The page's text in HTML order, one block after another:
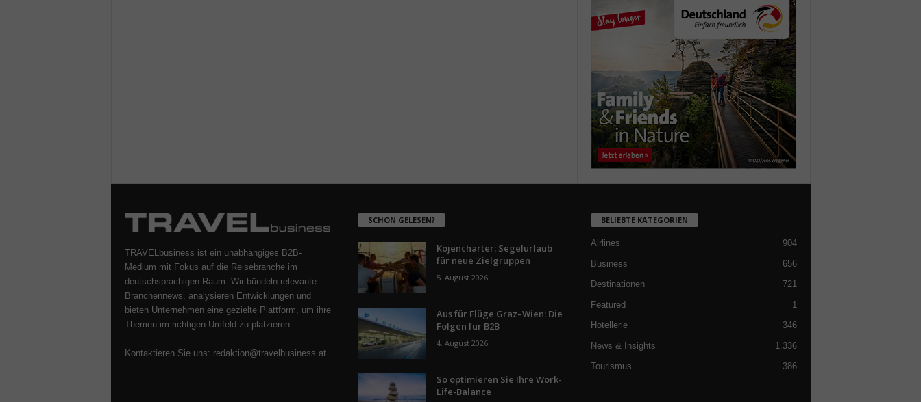
TRAVELbusiness ist ein unabhängiges B2B-
Medium mit Fokus auf die Reisebranche im
deutschsprachigen Raum. Wir bündeln relevante
Branchennews, analysieren Entwicklungen und
bieten Unternehmen eine gezielte Plattform, um ihre
Themen im richtigen Umfeld zu platzieren.
Kontaktieren Sie uns: redaktion@travelbusiness.at
SCHON GELESEN?
Kojencharter: Segelurlaub
für neue Zielgruppen
5. August 2026
Aus für Flüge Graz–Wien: Die
Folgen für B2B
4. August 2026
So optimieren Sie Ihre Work-
Life-Balance
BELIEBTE KATEGORIEN
Airlines
904
Business
656
Destinationen
721
Featured
1
Hotellerie
346
News & Insights
1.336
Tourismus
386